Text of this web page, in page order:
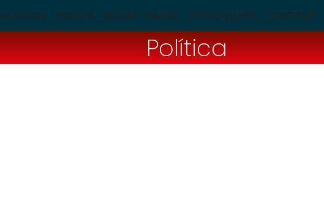
ALAGOAS POLÍCIA BLOGS BRASIL TV PAJUÇARA TUDO POP
Política